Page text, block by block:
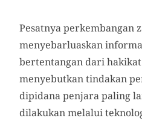
Pesatnya perkembangan
menyebarluaskan
bertentangan dari
menyebutkan tindakan
dipidana penjara paling
dilakukan melalui